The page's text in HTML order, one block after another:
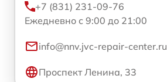
+7 (831) 231-09-76
Ежедневно с 9:00 до 21:00
info@nnv.jvc-repair-center.ru
Проспект Ленина, 33